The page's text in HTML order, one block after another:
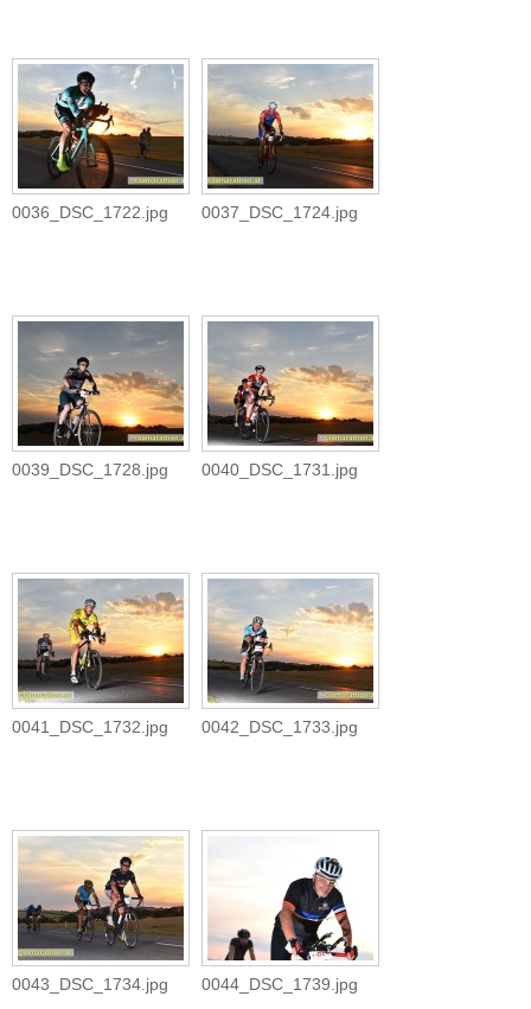
0036_DSC_1722.jpg 0037_DSC_1724.jpg
0039_DSC_1728.jpg 0040_DSC_1731.jpg
0041_DSC_1732.jpg 0042_DSC_1733.jpg
0043_DSC_1734.jpg 0044_DSC_1739.jpg